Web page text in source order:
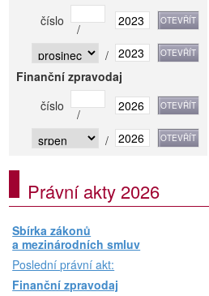
číslo
/
/
Finanční zpravodaj
číslo
/
/
Právní akty 2026
Sbírka zákonů
a mezinárodních smluv
Poslední právní akt:
Finanční zpravodaj